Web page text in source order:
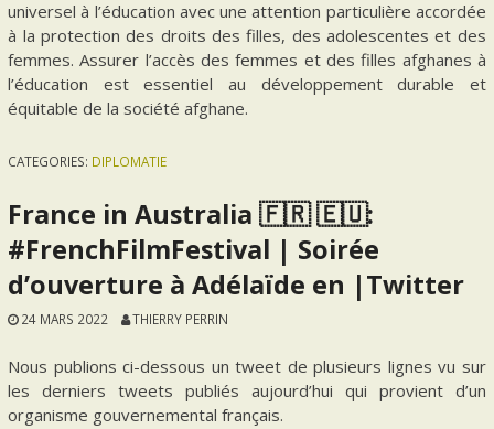
universel à l’éducation avec une attention particulière accordée
à la protection des droits des filles, des adolescentes et des
femmes. Assurer l’accès des femmes et des filles afghanes à
l’éducation est essentiel au développement durable et
équitable de la société afghane.
CATEGORIES: DIPLOMATIE
France in Australia 🇫🇷 🇪🇺:
#FrenchFilmFestival | Soirée
d’ouverture à Adélaïde en |Twitter
24 MARS 2022 THIERRY PERRIN
Nous publions ci-dessous un tweet de plusieurs lignes vu sur
les derniers tweets publiés aujourd’hui qui provient d’un
organisme gouvernemental français.